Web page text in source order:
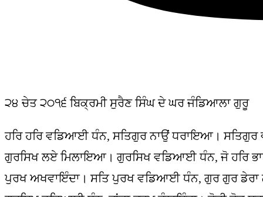
੨੪ ਚੇਤ ੨੦੧੬ ਬਿਕ੍ਰਮੀ ਸੁਰੈਣ ਸਿੰਘ ਦੇ ਘਰ ਜੰਡਿਆਲਾ ਗੁਰੂ
ਹਰਿ ਹਰਿ ਵਡਿਆਈ ਧੰਨ, ਸਤਿਗੁਰ ਨਾਉਂ ਧਰਾਇਆ।
ਗੁਰਸਿਖ ਲਏ ਮਿਲਾਇਆ। ਗੁਰਸਿਖ ਵਡਿਆਈ ਧੰਨ, ਜੋ ਹਰਿ
ਪੁਰਖ ਅਖਵਾਇੰਦਾ। ਸਤਿ ਪੁਰਖ ਵਡਿਆਈ ਧੰਨ, ਗੁਰ ਗੁਰ